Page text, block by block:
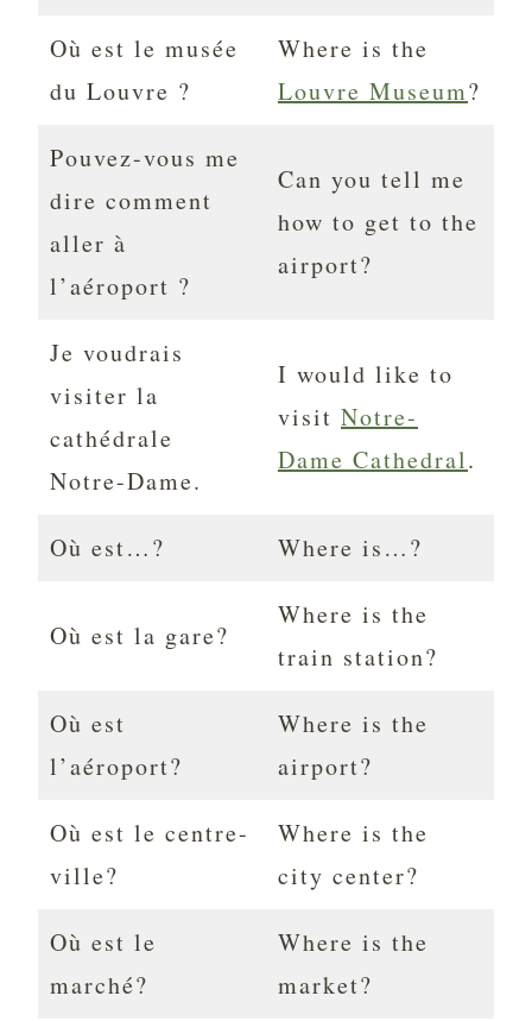
Où est le musée
du Louvre ?
Where is the
Louvre Museum?
Pouvez-vous me
dire comment
aller à
l’aéroport ?
Can you tell me
how to get to the
airport?
Je voudrais
visiter la
cathédrale
Notre-Dame.
I would like to
visit Notre-
Dame Cathedral.
Où est…? Where is…?
Où est la gare?
Where is the
train station?
Où est
l’aéroport?
Where is the
airport?
Où est le centre-
ville?
Where is the
city center?
Où est le
marché?
Where is the
market?